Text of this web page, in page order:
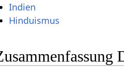
Indien
Hinduismus